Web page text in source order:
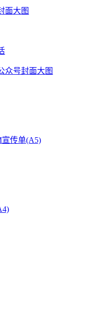
面大图
众号封面大图
传单(A5)